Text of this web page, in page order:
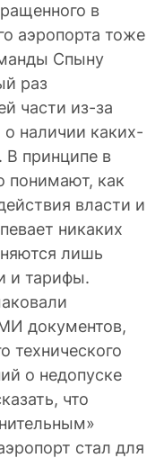
в
аэропорта тоже
Спыну
раз
части из-за
наличии каких-
В принципе в
понимают, как
власти и
никаких
лишь
и тарифы.
документов,
технического
о недопуске
что
стал для